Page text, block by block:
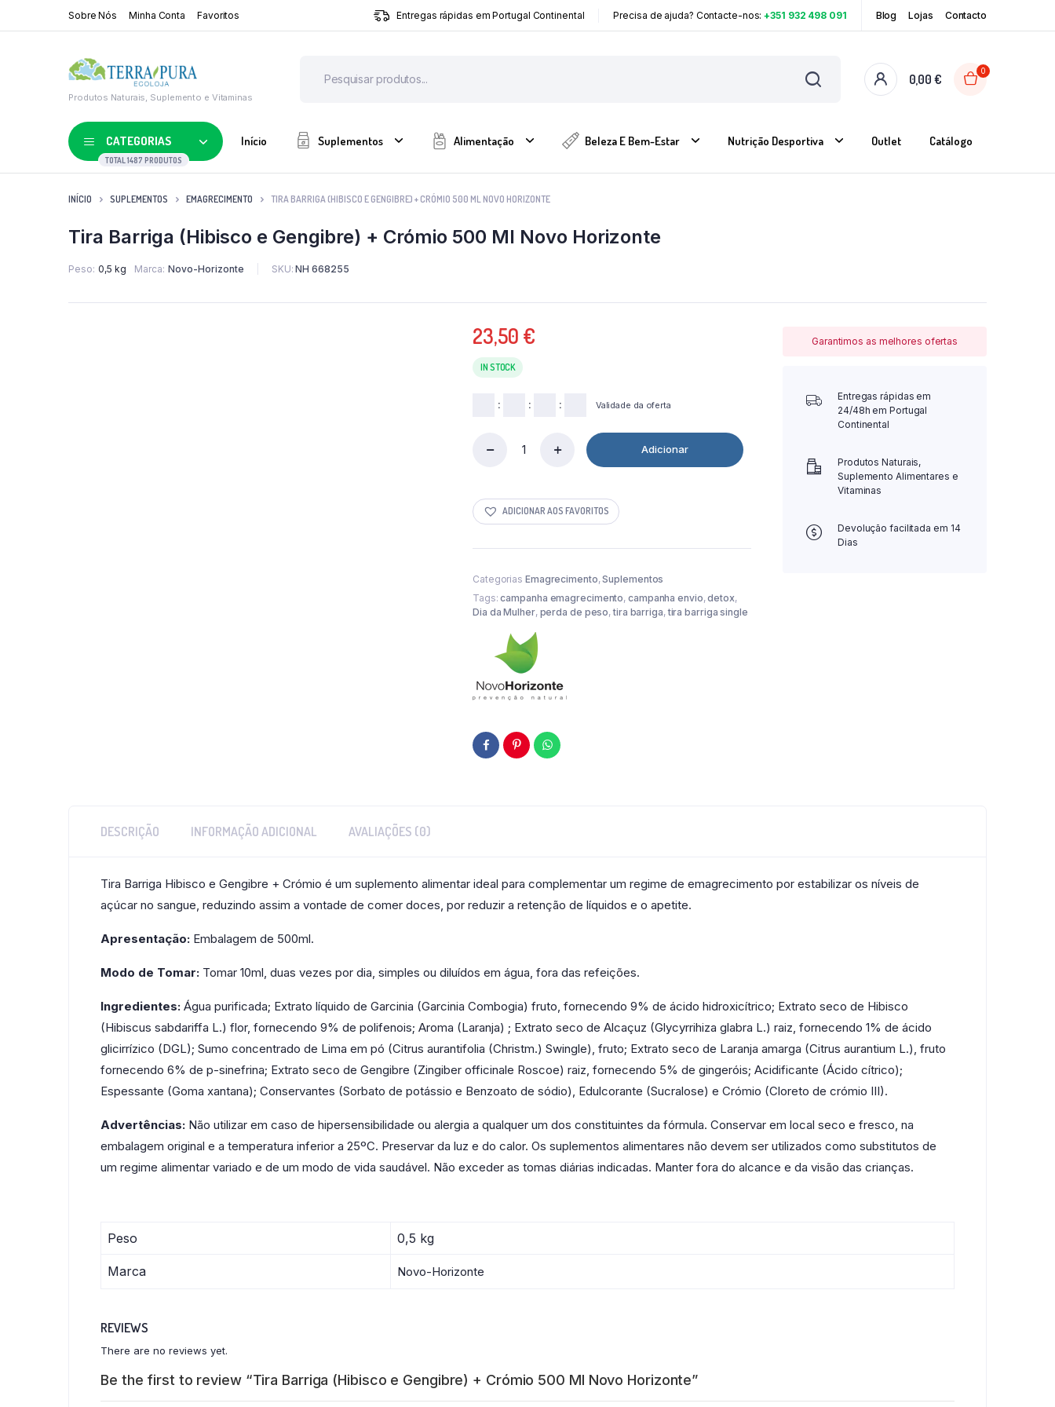
Sobre Nós Minha Conta Favoritos Entregas rápidas em Portugal Continental Precisa de ajuda? Contacte-nos:+351 932 498 091 Blog Lojas Contacto
Produtos Naturais, Suplemento e Vitaminas
0,00€
0
CATEGORIAS
TOTAL 1487 PRODUTOS
Início Suplementos Alimentação Beleza E Bem-Estar Nutrição Desportiva Outlet Catálogo
INÍCIO SUPLEMENTOS EMAGRECIMENTO TIRA BARRIGA (HIBISCO E GENGIBRE) + CRÓMIO 500 ML NOVO HORIZONTE
Tira Barriga (Hibisco e Gengibre) + Crómio 500 Ml Novo Horizonte
Peso 0,5 kg Marca Novo-Horizonte SKU: NH 668255
23,50 €
IN STOCK
: : : Validade da oferta
e
Gengibre)
Crómio
Ml
Horizonte
quantity
Adicionar
ADICIONAR AOS FAVORITOS
Categorias Emagrecimento,Suplementos
Tags:campanha emagrecimento,campanha envio,detox,
Dia da Mulher, perda de peso,tira barriga,tira barriga single
Garantimos as melhores ofertas
Entregas rápidas em
24/48h em Portugal
Continental
Produtos Naturais,
Suplemento Alimentares e
Vitaminas
Devolução facilitada em 14
Dias
DESCRIÇÃO INFORMAÇÃO ADICIONAL AVALIAÇÕES (0)
Tira Barriga Hibisco e Gengibre + Crómio é um suplemento alimentar ideal para complementar um regime de emagrecimento por estabilizar os níveis de
açúcar no sangue, reduzindo assim a vontade de comer doces, por reduzir a retenção de líquidos e o apetite.
Apresentação: Embalagem de 500ml.
Modo de Tomar: Tomar 10ml, duas vezes por dia, simples ou diluídos em água, fora das refeições.
Ingredientes: Água purificada; Extrato líquido de Garcinia (Garcinia Combogia) fruto, fornecendo 9% de ácido hidroxicítrico; Extrato seco de Hibisco
(Hibiscus sabdariffa L.) flor, fornecendo 9% de polifenois; Aroma (Laranja) ; Extrato seco de Alcaçuz (Glycyrrihiza glabra L.) raiz, fornecendo 1% de ácido
glicirrízico (DGL); Sumo concentrado de Lima em pó (Citrus aurantifolia (Christm.) Swingle), fruto; Extrato seco de Laranja amarga (Citrus aurantium L.), fruto
fornecendo 6% de p-sinefrina; Extrato seco de Gengibre (Zingiber officinale Roscoe) raiz, fornecendo 5% de gingeróis; Acidificante (Ácido cítrico);
Espessante (Goma xantana); Conservantes (Sorbato de potássio e Benzoato de sódio), Edulcorante (Sucralose) e Crómio (Cloreto de crómio III).
Advertências: Não utilizar em caso de hipersensibilidade ou alergia a qualquer um dos constituintes da fórmula. Conservar em local seco e fresco, na
embalagem original e a temperatura inferior a 25ºC. Preservar da luz e do calor. Os suplementos alimentares não devem ser utilizados como substitutos de
um regime alimentar variado e de um modo de vida saudável. Não exceder as tomas diárias indicadas. Manter fora do alcance e da visão das crianças.
Peso 0,5 kg
Marca Novo-Horizonte
REVIEWS
There are no reviews yet.
Be the first to review “Tira Barriga (Hibisco e Gengibre) + Crómio 500 Ml Novo Horizonte”